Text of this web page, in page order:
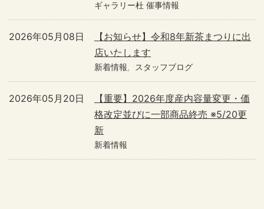
ギャラリー杜 催事情報
【お知らせ】令和8年新茶まつりに出
店いたします
2026年05月08日
新着情報 スタッフブログ
【重要】2026年度産内容量変更・価
格改定並びに一部商品終売 ※5/20更
新
2026年05月20日
新着情報